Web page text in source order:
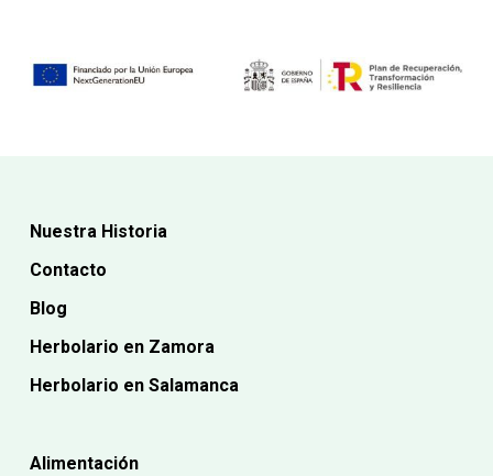
Nuestra Historia
Contacto
Blog
Herbolario en Zamora
Herbolario en Salamanca
Alimentación